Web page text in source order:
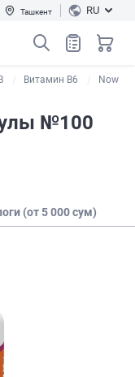
Ташкент RU
Витамин В6 Now
№100
(от 5 000 сум)